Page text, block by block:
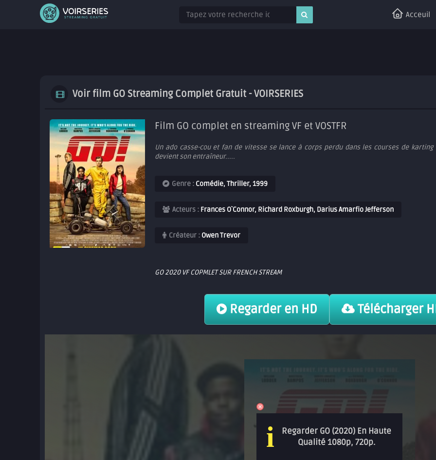
Acceuil
Voir film GO Streaming Complet Gratuit - VOIRSERIES
Film GO complet en streaming VF et VOSTFR
Un ado casse-cou et fan de vitesse se lance à corps perdu dans les courses de
devient son entraîneur.....
Genre : Comédie, Thriller, 1999
Acteurs : Frances O`Connor, Richard Roxburgh, Darius Amarfio Jefferson
Créateur : Owen Trevor
GO 2020 VF COPMLET SUR FRENCH STREAM
Regarder en HD Télécharger
i
Regarder GO (2020) En Haute
Qualité 1080p, 720p.